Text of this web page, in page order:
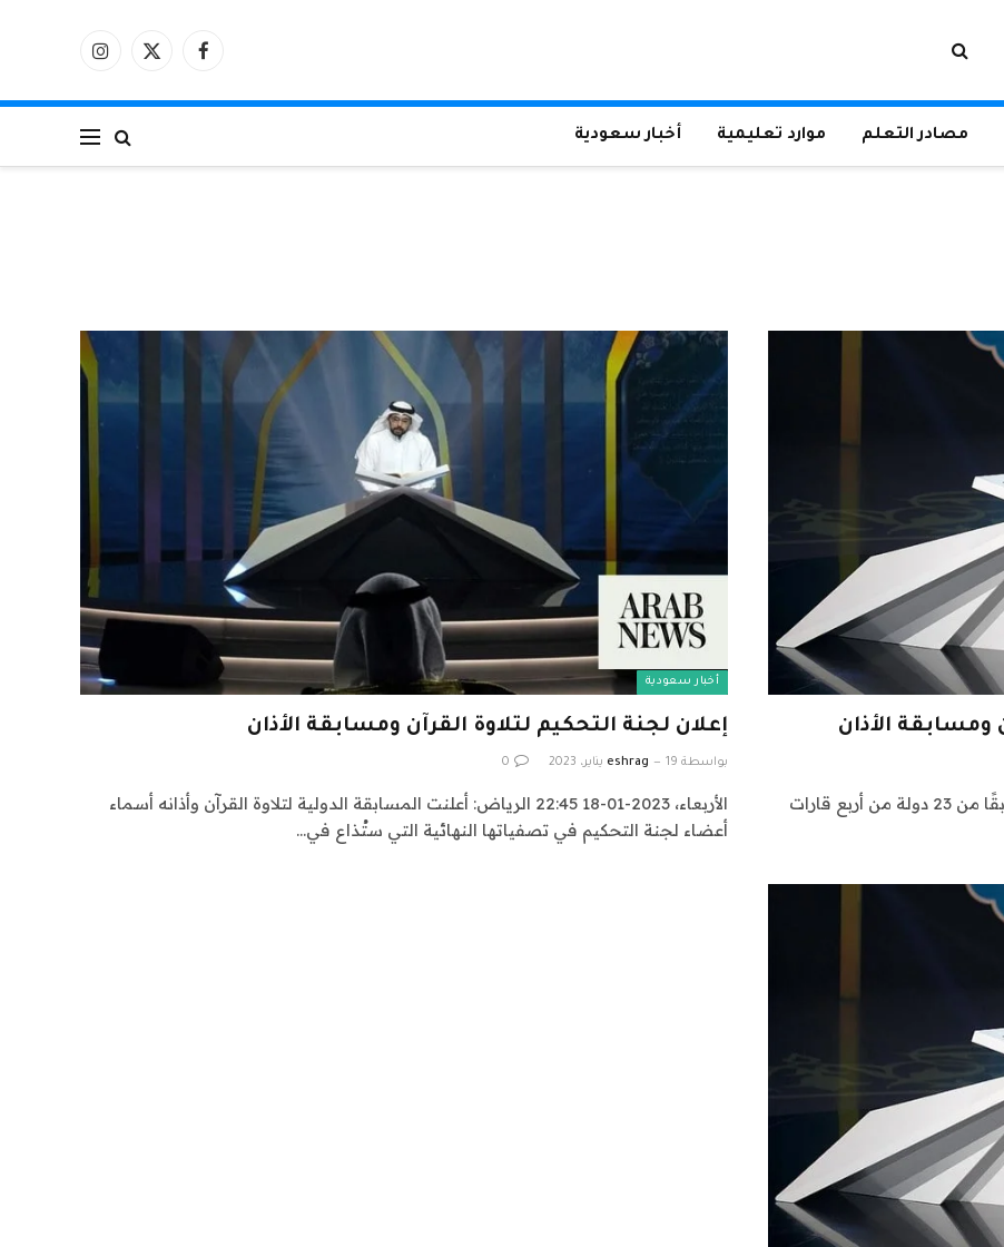
فيسبوكX
الانستغرام
مصادر التعلم موارد تعليمية أخبار سعودية
الإثنين ، 2023-02-27 22:24 الرياض: تأهل خمسون متسابقًا من 23 دولة من أربع قارات
أخبار سعودية
إعلان لجنة التحكيم لتلاوة القرآن ومسابقة الأذان
بواسطة eshrag 19 يناير، 2023 0
الأربعاء، 2023-01-18 22:45 الرياض: أعلنت المسابقة الدولية لتلاوة القرآن وأذانه أسماء
أعضاء لجنة التحكيم في تصفياتها النهائية التي ستُذاع في…